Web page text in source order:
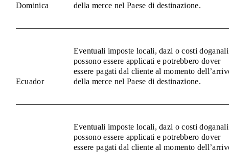
Dominica
della merce nel Paese di destinazione.
Ecuador
Eventuali imposte locali, dazi o costi doganali
possono essere applicati e potrebbero dover
essere pagati dal cliente al momento
della merce nel Paese di destinazione.
Eventuali imposte locali, dazi o costi doganali
possono essere applicati e potrebbero dover
essere pagati dal cliente al momento